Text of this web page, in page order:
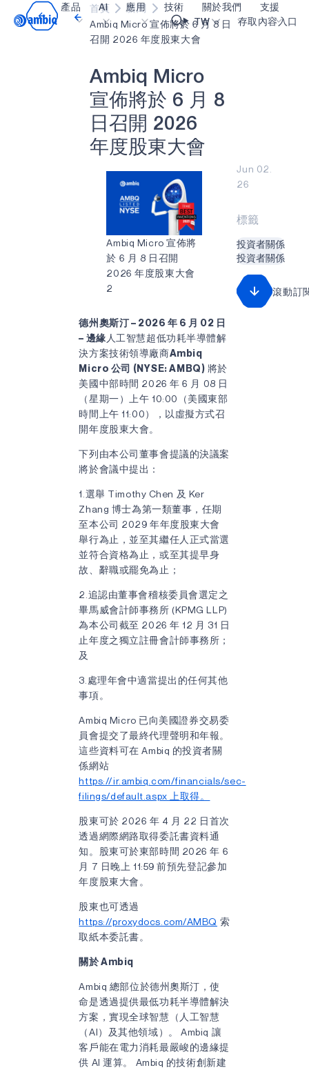
產品 AI 應用
醫療保健
工業邊緣
智能遙控器
智慧家庭和建築
可穿戴設備
遊戲
耳戴式裝置
技術
blueSPOT
graphiqSPOT
neuralSPOT
secureSPOT
turboSPOT
關於我們
職業
讓我們共同建設未來
活動
投資者關係
合作成功亮點
為什麼選擇 Ambiq
什麼是邊緣 AI？
支援
資源
購買地點
常見問題
TW 存取內容入口
首頁
新聞
Ambiq Micro 宣佈將於 6 月 8 日
召開 2026 年度股東大會
Am biq M icro
宣佈將於 6 月
8
日召 開 2026
年度股東大會
Ambiq Micro 宣佈將
於 6 月 8 日召開
2026 年度股東大會
2
德州奧斯汀 – 2026 年 6 月 02 日
– 邊緣 人工智慧超低功耗半導體解
決方案技術領導廠商Ambiq
Micro 公司 (NYSE: AMBQ) 將於
美國中部時間 2026 年 6 月 08 日
（星期一）上午 10:00（美國東部
時間上午 11:00），以虛擬方式召
開年度股東大會。
下列由本公司董事會提議的決議案
將於會議中提出：
1.選舉 Timothy Chen 及 Ker
Zhang 博士為第一類董事，任期
至本公司 2029 年年度股東大會
舉行為止，並至其繼任人正式當選
並符合資格為止，或至其提早身
故、辭職或罷免為止；
2.追認由董事會稽核委員會選定之
畢馬威會計師事務所 (KPMG LLP)
為本公司截至 2026 年 12 月 31 日
止年度之獨立註冊會計師事務所；
及
3.處理年會中適當提出的任何其他
事項。
Ambiq Micro 已向美國證券交易委
員會提交了最終代理聲明和年報。
這些資料可在 Ambiq 的投資者關
係網站
https://ir.ambiq.com/financials/sec-
filings/default.aspx 上取得。
股東可於 2026 年 4 月 22 日首次
透過網際網路取得委託書資料通
知。股東可於東部時間 2026 年 6
月 7 日晚上 11:59 前預先登記參加
年度股東大會。
股東也可透過
https://proxydocs.com/AMBQ 索
取紙本委託書。
關於 Ambiq
Ambiq 總部位於德州奧斯汀，使
命是透過提供最低功耗半導體解決
方案，實現全球智慧（人工智慧
（AI）及其他領域）。 Ambiq 讓
客戶能在電力消耗最嚴峻的邊緣提
供 AI 運算。 Ambiq 的技術創新建
Jun 02.
26
標籤
投資者關係
投資者關係
滾動訂
Video title
OK